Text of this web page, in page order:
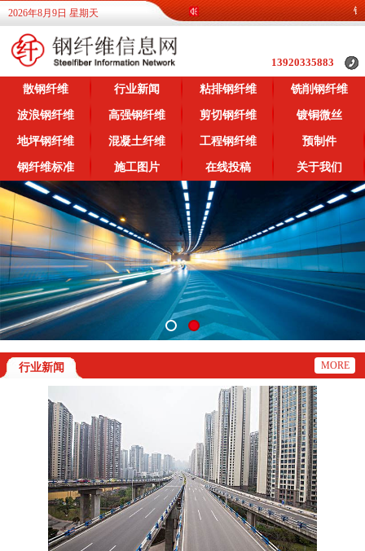
2026年8月9日 星期天 钢纤
13920335883
散钢纤维 行业新闻 粘排钢纤维 铣削钢纤维
波浪钢纤维 高强钢纤维 剪切钢纤维 镀铜微丝
地坪钢纤维 混凝土纤维 工程钢纤维 预制件
钢纤维标准 施工图片 在线投稿 关于我们
行业新闻 MORE